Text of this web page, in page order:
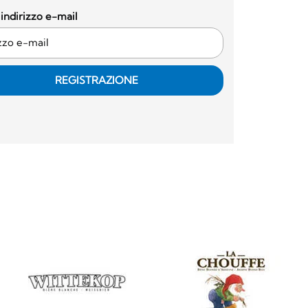
e-mail
REGISTRAZIONE